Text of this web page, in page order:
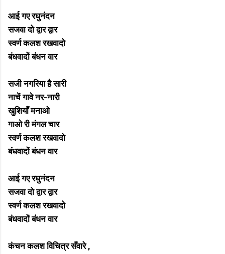
आई गए रघुनंदन
सजवा दो द्वार द्वार
स्वर्ण कलश रखवादो
बंधवादों बंधन वार
सजी नगरिया है सारी
नाचें गावे नर-नारी
खुशियाँ मनाओ
गाओ री मंगल चार
स्वर्ण कलश रखवादो
बंधवादों बंधन वार
आई गए रघुनंदन
सजवा दो द्वार द्वार
स्वर्ण कलश रखवादो
बंधवादों बंधन वार
कंचन कलश विचित्र सँवारे ,